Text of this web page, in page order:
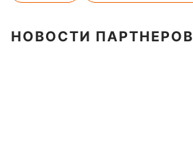
НОВОСТИ ПАРТНЕРОВ